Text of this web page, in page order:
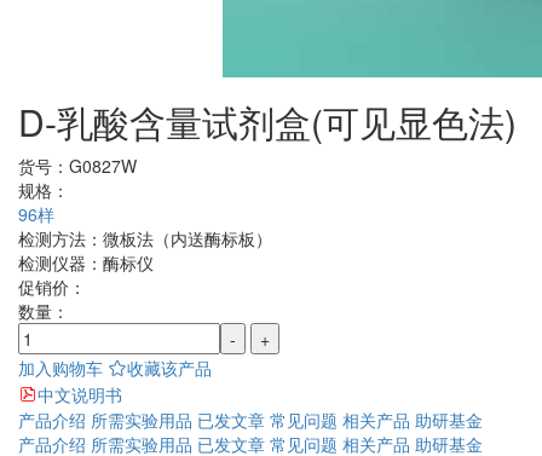
D-乳酸含量试剂盒(可见显色法)
货号： G0827W
规格：
96样
检测方法： 微板法（内送酶标板）
检测仪器： 酶标仪
促销价：
数量：
-
+
加入购物车
收藏该产品
中文说明书
产品介绍 所需实验用品 已发文章 常见问题 相关产品 助研基金
产品介绍 所需实验用品 已发文章 常见问题 相关产品 助研基金